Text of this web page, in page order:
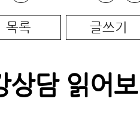
목록 글쓰기
상담 읽어